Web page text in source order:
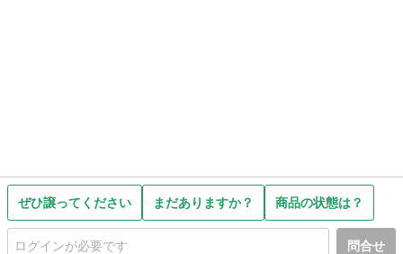
ぜひ譲ってください まだありますか？ 商品の状態は？
問合せ